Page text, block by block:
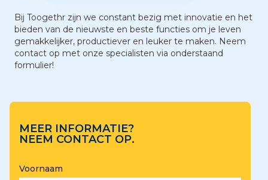
Bij Toogethr zijn we constant bezig met innovatie en het
bieden van de nieuwste en beste functies om je leven
gemakkelijker, productiever en leuker te maken. Neem
contact op met onze specialisten via onderstaand
formulier!
MEER INFORMATIE?
NEEM CONTACT OP.
Voornaam